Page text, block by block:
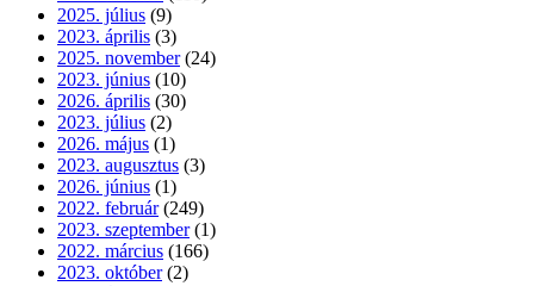
2025. július (9)
2023. április (3)
2025. november (24)
2023. június (10)
2026. április (30)
2023. július (2)
2026. május (1)
2023. augusztus (3)
2026. június (1)
2022. február (249)
2023. szeptember (1)
2022. március (166)
2023. október (2)